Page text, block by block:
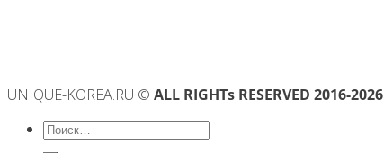
UNIQUE-KOREA.RU © ALL RIGHTs RESERVED 2016-2026
Искать: